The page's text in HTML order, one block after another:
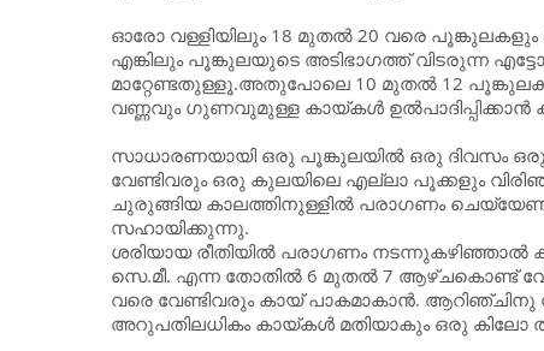
ഓരോ വള്ളിയിലും 18 മുതല്‍ 20 വരെ
എങ്കിലും പൂങ്കുലയുടെ അടിഭാഗത്ത് വിടരുന്ന
മാറ്റേണ്ടതുള്ളൂ.അതുപോലെ 10 മുതല്‍ 12
വണ്ണവും ഗുണവുമുള്ള കായ്കള്‍
സാധാരണയായി ഒരു പൂങ്കുലയില്‍ ഒരു ദിവസം
വേണ്ടിവരും ഒരു കുലയിലെ എല്ലാ പൂക്കളും
ചുരുങ്ങിയ കാലത്തിനുള്ളില്‍ പരാഗണം
സഹായിക്കുന്നു.
ശരിയായ രീതിയില്‍ പരാഗണം
സെ.മീ. എന്ന തോതില്‍ 6 മുതല്‍ 7 ആഴ്ചകൊണ്ട്
വരെ വേണ്ടിവരും കായ്‌ പാകമാകാന്‍.
അറുപതിലധികം കായ്കള്‍ മതിയാകും ഒരു കിലോ